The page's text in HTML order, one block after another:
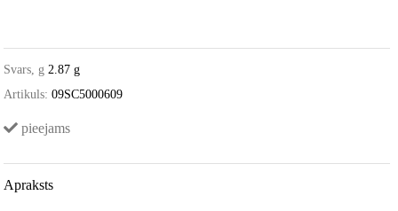
Svars, g 2.87 g
Artikuls: 09SC5000609
pieejams
Apraksts